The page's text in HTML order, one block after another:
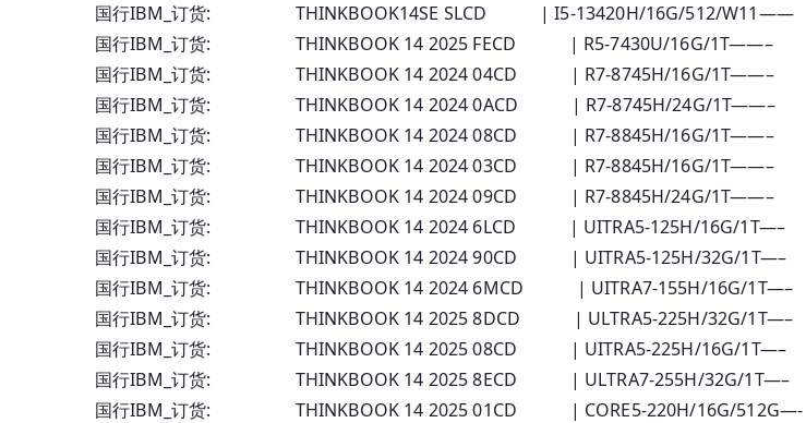
国行IBM_订货: THINKBOOK14SE SLCD | I5-13420H/16G/512/
国行IBM_订货: THINKBOOK 14 2025 FECD | R5-7430U/16G/
国行IBM_订货: THINKBOOK 14 2024 04CD | R7-8745H/16G/
国行IBM_订货: THINKBOOK 14 2024 0ACD | R7-8745H/24G/
国行IBM_订货: THINKBOOK 14 2024 08CD | R7-8845H/16G/
国行IBM_订货: THINKBOOK 14 2024 03CD | R7-8845H/16G/
国行IBM_订货: THINKBOOK 14 2024 09CD | R7-8845H/24G/
国行IBM_订货: THINKBOOK 14 2024 6LCD | UITRA5-125H/16G/
国行IBM_订货: THINKBOOK 14 2024 90CD | UITRA5-125H/32G/
国行IBM_订货: THINKBOOK 14 2024 6MCD | UITRA7-155H/16G/
国行IBM_订货: THINKBOOK 14 2025 8DCD | ULTRA5-225H/32G/
国行IBM_订货: THINKBOOK 14 2025 08CD | UITRA5-225H/16G/
国行IBM_订货: THINKBOOK 14 2025 8ECD | ULTRA7-255H/32G/
国行IBM_订货: THINKBOOK 14 2025 01CD | CORE5-220H/16G/